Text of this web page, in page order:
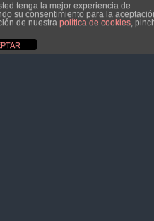
tenga la mejor experiencia de
su consentimiento para la
de nuestra política de cookies,